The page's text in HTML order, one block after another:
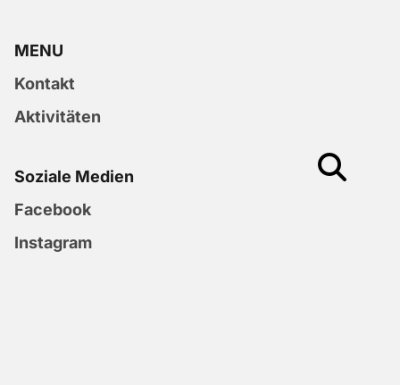
MENU
Kontakt
Aktivitäten
Soziale Medien
Facebook
Instagram